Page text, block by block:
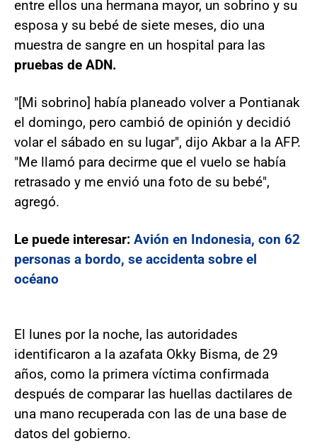
entre ellos una hermana mayor, un sobrino y su
esposa y su bebé de siete meses, dio una
muestra de sangre en un hospital para las
pruebas de ADN.
"[Mi sobrino] había planeado volver a Pontianak
el domingo, pero cambió de opinión y decidió
volar el sábado en su lugar", dijo Akbar a la AFP.
"Me llamó para decirme que el vuelo se había
retrasado y me envió una foto de su bebé",
agregó.
Le puede interesar: Avión en Indonesia, con 62
personas a bordo, se accidenta sobre el
océano
El lunes por la noche, las autoridades
identificaron a la azafata Okky Bisma, de 29
años, como la primera víctima confirmada
después de comparar las huellas dactilares de
una mano recuperada con las de una base de
datos del gobierno.